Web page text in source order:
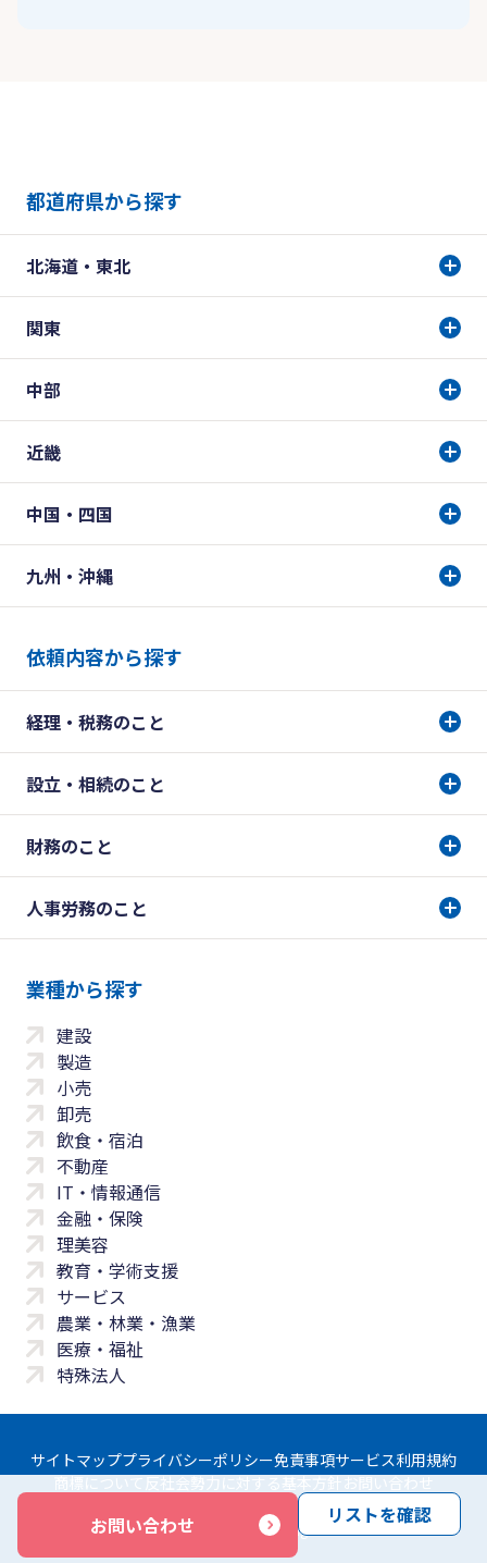
お問い合わせ リストを確認
都道府県から探す
北海道・東北
関東
中部
近畿
中国・四国
九州・沖縄
依頼内容から探す
経理・税務のこと
設立・相続のこと
財務のこと
人事労務のこと
業種から探す
建設
製造
小売
卸売
飲食・宿泊
不動産
IT・情報通信
金融・保険
理美容
教育・学術支援
サービス
農業・林業・漁業
医療・福祉
特殊法人
サイトマッププライバシーポリシー免責事項サービス利用規約
商標について 反社会勢力に対する基本方針 お問い合わせ
Copyright © Yayoi Co., Ltd. All rights reserved.